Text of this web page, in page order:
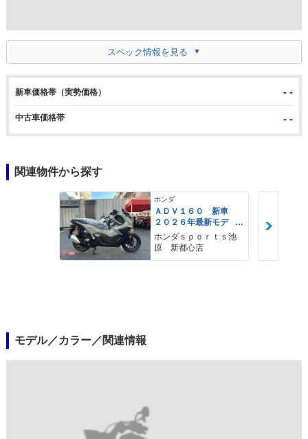
スペック情報を見る
新車価格帯（実勢価格） - -
中古車価格帯 - -
関連物件から探す
ホンダ
ＡＤＶ１６０ 新車
２０２６年最新モデ
ル パールスモーキー
グレー スマートキ
ー ２９Ｌメットイ
ホンダｓｐｏｒｔｓ池
原 新都心店
モデル／カラー／関連情報